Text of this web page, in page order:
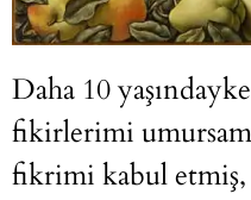
Daha 10
fikirlerimi
fikrimi kabul etmiş,